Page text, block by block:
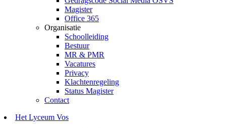
Magister
Office 365
Organisatie
Schoolleiding
Bestuur
MR & PMR
Vacatures
Privacy
Klachtenregeling
Status Magister
Contact
Het Lyceum Vos